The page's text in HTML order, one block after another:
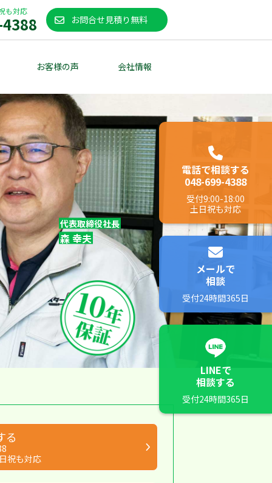
も対応
お問合せ見積り無料
お客様の声 会社情報
代表取締役社長
森 幸夫
メールで
相談
受付24時間365日
電話で相談する
048-699-4388
受付9:00-18:00
土日祝も対応
LINEで
相談する
受付24時間365日
る
祝も対応